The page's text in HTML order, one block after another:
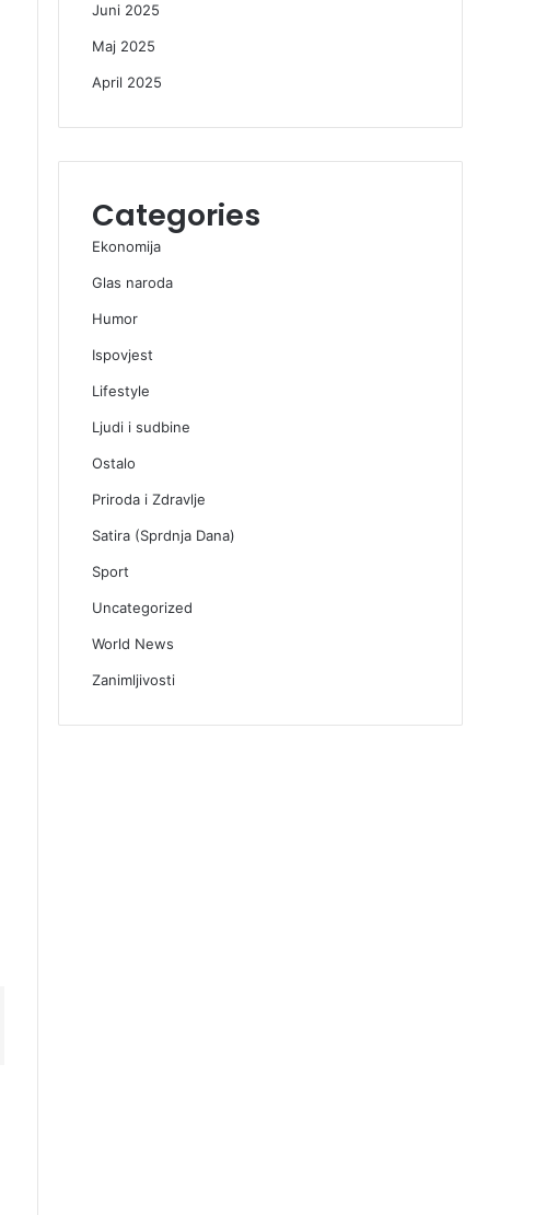
Juni 2025
Maj 2025
April 2025
Categories
Ekonomija
Glas naroda
Humor
Ispovjest
Lifestyle
Ljudi i sudbine
Ostalo
Priroda i Zdravlje
Satira (Sprdnja Dana)
Sport
Uncategorized
World News
Zanimljivosti